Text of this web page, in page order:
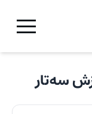
سه‌تار